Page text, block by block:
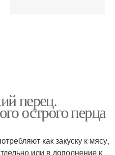
перец.
острого перца
как закуску к мясу,
или в дополнение к